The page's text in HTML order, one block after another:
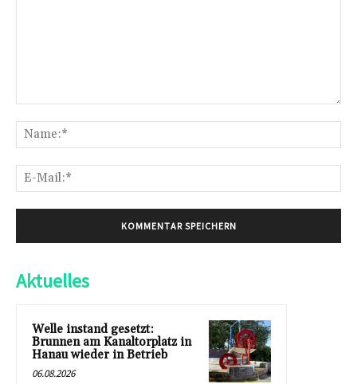
Aktuelles
Welle instand gesetzt:
Brunnen am Kanaltorplatz in
Hanau wieder in Betrieb
06.08.2026